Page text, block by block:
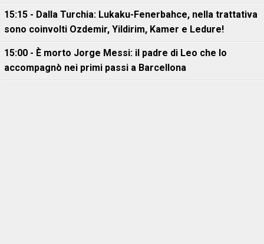
15:15 - Dalla Turchia: Lukaku-Fenerbahce, nella trattativa
sono coinvolti Ozdemir, Yildirim, Kamer e Ledure!
15:00 - È morto Jorge Messi: il padre di Leo che lo
accompagnò nei primi passi a Barcellona